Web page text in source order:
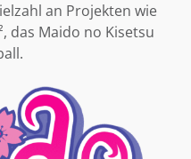
an Projekten wie
das Maido no Kisetsu